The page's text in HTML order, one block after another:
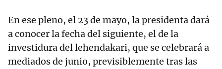
En ese pleno, el 23 de mayo, la presidenta dará
a conocer la fecha del siguiente, el de la
investidura del lehendakari, que se celebrará a
mediados de junio, previsiblemente tras las